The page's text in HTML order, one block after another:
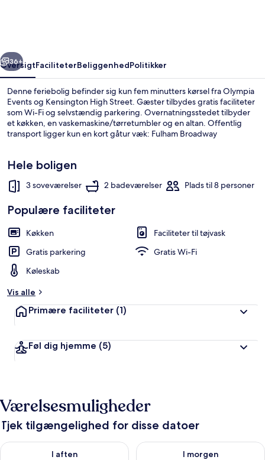
London
Udendørsområde
Næste
36+
OversigtFaciliteterBeliggenhedPolitikker
Denne feriebolig befinder sig kun fem minutters kørsel fra Olympia
Events og Kensington High Street. Gæster tilbydes gratis faciliteter
som Wi-Fi og selvstændig parkering. Overnatningsstedet tilbyder
et køkken, en vaskemaskine/tørretumbler og en altan. Offentlig
transport ligger kun en kort gåtur væk: Fulham Broadway
Hele boligen
3 soveværelser 2 badeværelser Plads til 8 personer
Populære faciliteter
Køkken
Faciliteter til tøjvask
Gratis parkering
Gratis Wi-Fi
Køleskab
Vis alle
Primære faciliteter (1)
Føl dig hjemme (5)
Værelsesmuligheder
Tjek tilgængelighed for disse datoer
I aften
Tjek tilgængelighed for i aften aug. 7 - aug. 8
I morgen
Tjek tilgængelighed for i